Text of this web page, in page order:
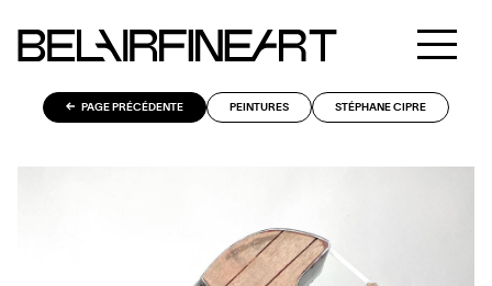
PAGE PRÉCÉDENTE PEINTURES STÉPHANE CIPRE